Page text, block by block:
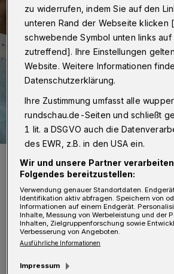
Foto: Alexandra_Koch auf Pixabay
I n internationalen Klassen
zugewanderte Schüler und
zu widerrufen, indem Sie auf den
unteren Rand der Webseite klicken
schwebende Symbol unten links
zutreffend]. Ihre Einstellungen
Website. Weitere Informationen
Datenschutzerklärung.
Ihre Zustimmung umfasst alle
rundschau.de-Seiten und schließt
1 lit. a DSGVO auch die
des EWR, z.B. in den USA ein.
Wir und unsere Partner
Folgendes bereitzustellen:
Verwendung genauer Standortdaten.
Identifikation aktiv abfragen. Speichern von
Informationen auf einem Endgerät.
Inhalte, Messung von Werbeleistung und der
Inhalten, Zielgruppenforschung sowie
Verbesserung von Angeboten.
Ausführliche Informationen
Impressum